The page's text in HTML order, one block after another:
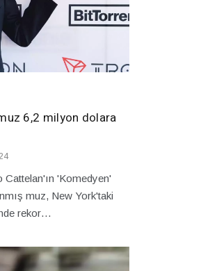
6,2 milyon dolara
Cattelan'ın 'Komedyen'
muz, New York'taki
rekor…